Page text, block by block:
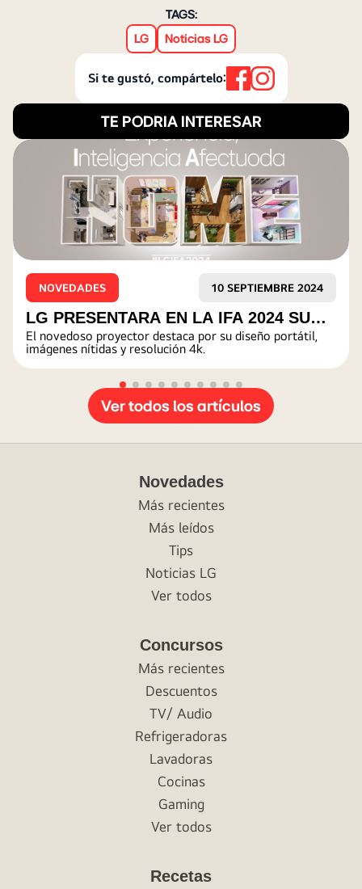
TAGS:
LG
Noticias LG
Si te gustó, compártelo:
TE PODRIA INTERESAR
10 SEPTIEMBRE 2024
IFA 2024 SU
su diseño portátil,
NOVEDADES
Gratis Kit juegos
DESCRIPCIÓN DE LA ACTIVIDAD.
Ver todos los artículos
Novedades
Más recientes
Más leídos
Tips
Noticias LG
Ver todos
Concursos
Más recientes
Descuentos
TV/ Audio
Refrigeradoras
Lavadoras
Cocinas
Gaming
Ver todos
Recetas